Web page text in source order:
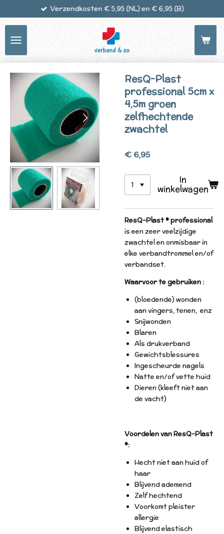
de
hoofdinhoud
Verzendkosten € 5,95 (NL) en € 6,95 (B)
ResQ-Plast
professional 5cm x
4,5m groen
zelfhechtende
zwachtel
€ 6,95
In
winkelwagen
ResQ-Plast ® professional
is een zeer veelzijdige
zwachtel en onmisbaar in
elke verbandtrommel en/of
verbandset.
Waarvoor te gebruiken :
(bloedende) wonden
aan vingers, tenen, enz
Snijwonden
Blaren
Als drukverband
Gewichtsblessures
Ingescheurde nagels
Natte en/of vette huid
Dieren (kleeft niet aan
de vacht)
Voordelen van ResQ-Plast
®:
Hecht niet aan huid of
haar
Blijvend ademend
Zelf hechtend
Voorkomt pleister
allergie
Blijvend elastisch